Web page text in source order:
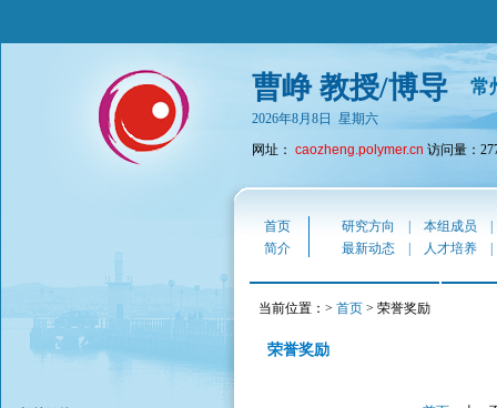
曹峥 教授/博导 常
2026年8月8日 星期六
网址： caozheng.polymer.cn 访问量：
首页 研究方向 本组成员
简介
最新动态 人才培养
当前位置：> 首页 > 荣誉奖励
荣誉奖励